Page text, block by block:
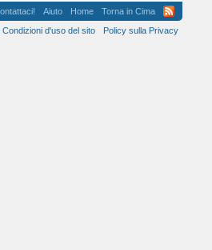
Aiuto Home
Torna in Cima
Condizioni d'uso del sito
Policy sulla Privacy